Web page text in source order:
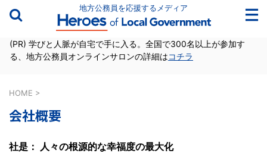
地方公務員を応援するメディア
(PR) 学びと人脈が自宅で手に入る。全国で300名以上が参加す
る、地方公務員オンラインサロンの詳細はコチラ
HOME >
会社概要
社是： 人々の根源的な幸福度の最大化